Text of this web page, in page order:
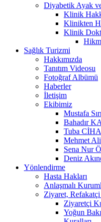
Diyabetik Ayak
Klinik
Klinikten
Klinik
Sağlık Turizmi
Hakkımızda
Tanıtım Videosu
Fotoğraf Albümü
Haberler
İletişim
Ekibimiz
Mustafa
Bahadır
Tuba
Mehmet
Sena Nur
Deniz
Yönlendirme
Hasta Hakları
Anlaşmalı
Ziyaret,
Ziyaretçi
Yoğun